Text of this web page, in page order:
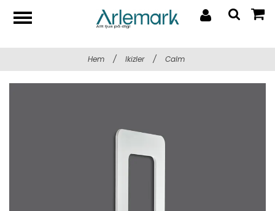
Hem / Ikizler / Calm